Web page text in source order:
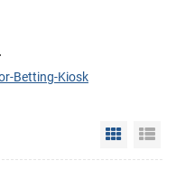
Betting-Kiosk
Grid